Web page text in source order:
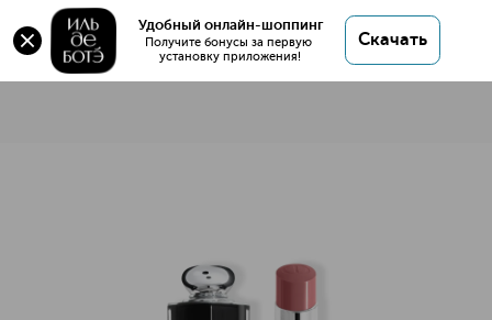
Удобный онлайн-шоппинг
Получите бонусы за первую
установку приложения!
Скачать